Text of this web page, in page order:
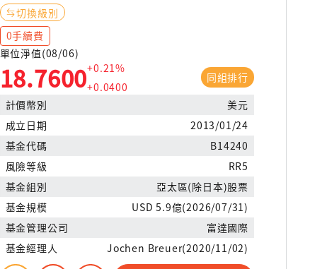
切換級別
0手續費
單位淨值(08/06)
18.7600+0.21%
+0.0400
同組排行
計價幣別
美元
成立日期
2013/01/24
基金代碼
B14240
風險等級
RR5
基金組別
亞太區(除日本)股票
基金規模
USD 5.9億(2026/07/31)
基金管理公司
富達國際
基金經理人
Jochen Breuer(2020/11/02)